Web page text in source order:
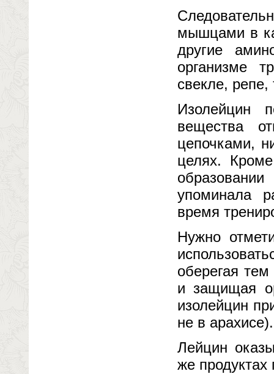
мышцами в
другие
организме
свекле, репе,
Изолейцин
вещества
цепочками,
целях.
упоминала
время
Нужно
оберегая
и защищая
изолейцин
не в арахисе).
Лейцин
же продуктах